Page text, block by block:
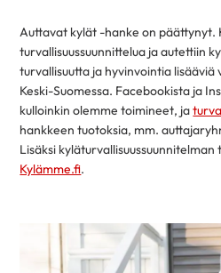
Auttavat kylät -hanke on päättynyt.
turvallisuussuunnittelua ja autettiin
turvallisuutta ja hyvinvointia
Keski-Suomessa. Facebookista ja
kulloinkin olemme toimineet, ja
hankkeen tuotoksia, mm.
Lisäksi
Kylämme.fi.